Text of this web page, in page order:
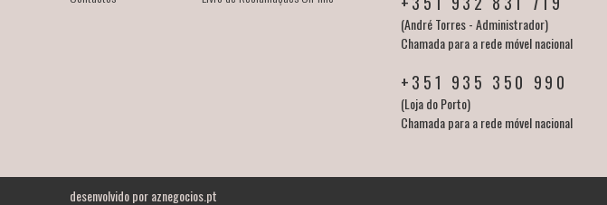
(André Torres - Administrador)
Chamada para a rede móvel nacional
+351 935 350 990
(Loja do Porto)
Chamada para a rede móvel nacional
desenvolvido poraznegocios.pt